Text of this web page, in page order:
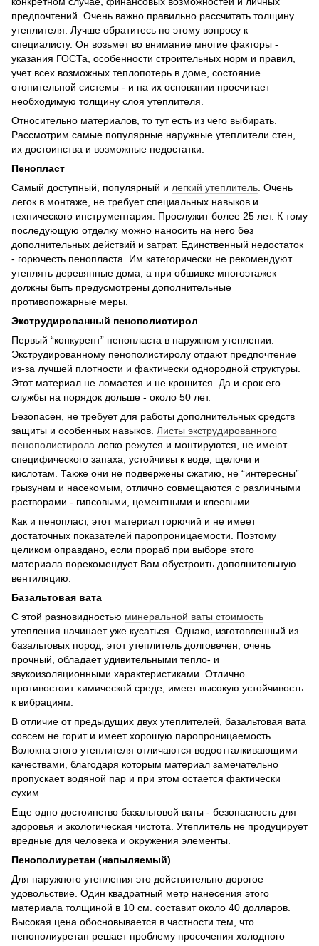
предпочтений. Очень важно правильно рассчитать толщину
утеплителя. Лучше обратитесь по этому вопросу к
специалисту. Он возьмет во внимание многие факторы -
указания ГОСТа, особенности строительных норм и правил,
учет всех возможных теплопотерь в доме, состояние
отопительной системы - и на их основании просчитает
необходимую толщину слоя утеплителя.
Относительно материалов, то тут есть из чего выбирать.
Рассмотрим самые популярные наружные утеплители стен,
их достоинства и возможные недостатки.
Пенопласт
Самый доступный, популярный и легкий утеплитель. Очень
легок в монтаже, не требует специальных навыков и
технического инструментария. Прослужит более 25 лет. К тому
последующую отделку можно наносить на него без
дополнительных действий и затрат. Единственный недостаток
- горючесть пенопласта. Им категорически не рекомендуют
утеплять деревянные дома, а при обшивке многоэтажек
должны быть предусмотрены дополнительные
противопожарные меры.
Экструдированный пенополистирол
Первый “конкурент” пенопласта в наружном утеплении.
Экструдированному пенополистиролу отдают предпочтение
из-за лучшей плотности и фактически однородной структуры.
Этот материал не ломается и не крошится. Да и срок его
службы на порядок дольше - около 50 лет.
Безопасен, не требует для работы дополнительных средств
защиты и особенных навыков. Листы экструдированного
пенополистирола легко режутся и монтируются, не имеют
специфического запаха, устойчивы к воде, щелочи и
кислотам. Также они не подвержены сжатию, не “интересны”
грызунам и насекомым, отлично совмещаются с различными
растворами - гипсовыми, цементными и клеевыми.
Как и пенопласт, этот материал горючий и не имеет
достаточных показателей паропроницаемости. Поэтому
целиком оправдано, если прораб при выборе этого
материала порекомендует Вам обустроить дополнительную
вентиляцию.
Базальтовая вата
С этой разновидностью минеральной ваты стоимость
утепления начинает уже кусаться. Однако, изготовленный из
базальтовых пород, этот утеплитель долговечен, очень
прочный, обладает удивительными тепло- и
звукоизоляционными характеристиками. Отлично
противостоит химической среде, имеет высокую устойчивость
к вибрациям.
В отличие от предыдущих двух утеплителей, базальтовая вата
совсем не горит и имеет хорошую паропроницаемость.
Волокна этого утеплителя отличаются водоотталкивающими
качествами, благодаря которым материал замечательно
пропускает водяной пар и при этом остается фактически
сухим.
Еще одно достоинство базальтовой ваты - безопасность для
здоровья и экологическая чистота. Утеплитель не продуцирует
вредные для человека и окружения элементы.
Пенополиуретан (напыляемый)
Для наружного утепления это действительно дорогое
удовольствие. Один квадратный метр нанесения этого
материала толщиной в 10 см. составит около 40 долларов.
Высокая цена обосновывается в частности тем, что
пенополиуретан решает проблему просочения холодного